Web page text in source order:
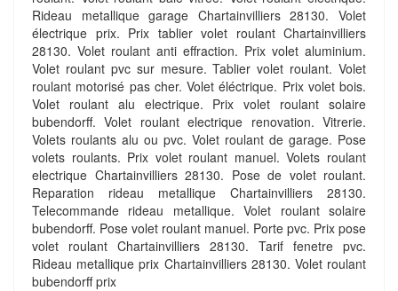
Rideau metallique garage Chartainvilliers 28130. Volet
électrique prix. Prix tablier volet roulant Chartainvilliers
28130. Volet roulant anti effraction. Prix volet aluminium.
Volet roulant pvc sur mesure. Tablier volet roulant. Volet
roulant motorisé pas cher. Volet éléctrique. Prix volet bois.
Volet roulant alu electrique. Prix volet roulant solaire
bubendorff. Volet roulant electrique renovation. Vitrerie.
Volets roulants alu ou pvc. Volet roulant de garage. Pose
volets roulants. Prix volet roulant manuel. Volets roulant
electrique Chartainvilliers 28130. Pose de volet roulant.
Reparation rideau metallique Chartainvilliers 28130.
Telecommande rideau metallique. Volet roulant solaire
bubendorff. Pose volet roulant manuel. Porte pvc. Prix pose
volet roulant Chartainvilliers 28130. Tarif fenetre pvc.
Rideau metallique prix Chartainvilliers 28130. Volet roulant
bubendorff prix